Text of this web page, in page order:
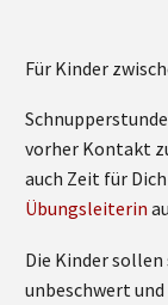
Für Kinder
vorher Kontakt
auch Zeit für
Übungsleiterin
Die Kinder
unbeschwert